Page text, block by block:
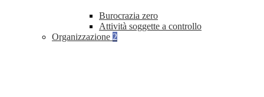
Burocrazia zero
Attività soggette a controllo
Organizzazione 2